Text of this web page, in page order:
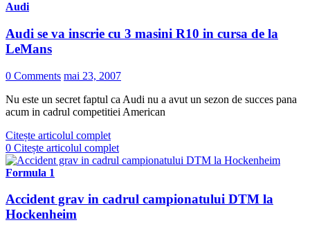
Audi
Audi se va inscrie cu 3 masini R10 in cursa de la
LeMans
0 Comments mai 23, 2007
Nu este un secret faptul ca Audi nu a avut un sezon de succes pana
acum in cadrul competitiei American
Citește articolul complet
0 Citește articolul complet
Formula 1
Accident grav in cadrul campionatului DTM la
Hockenheim